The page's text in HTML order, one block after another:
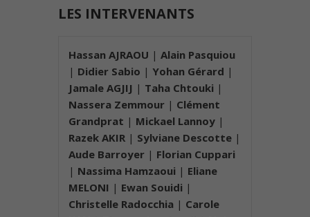
LES INTERVENANTS
Hassan AJRAOU | Alain Pasquiou
| Didier Sabio | Yohan Gérard |
Jamale AGJIJ | Taha Chtouki |
Nassera Zemmour | Clément
Grandprat | Mickael Lannoy |
Razek AKIR | Sylviane Descotte |
Aude Barroyer | Florian Cuppari
| Nassima Hamzaoui | Eliane
MELONI | Ewan Souidi |
Christelle Radocchia | Carole